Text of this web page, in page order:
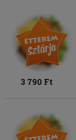
3 790 Ft